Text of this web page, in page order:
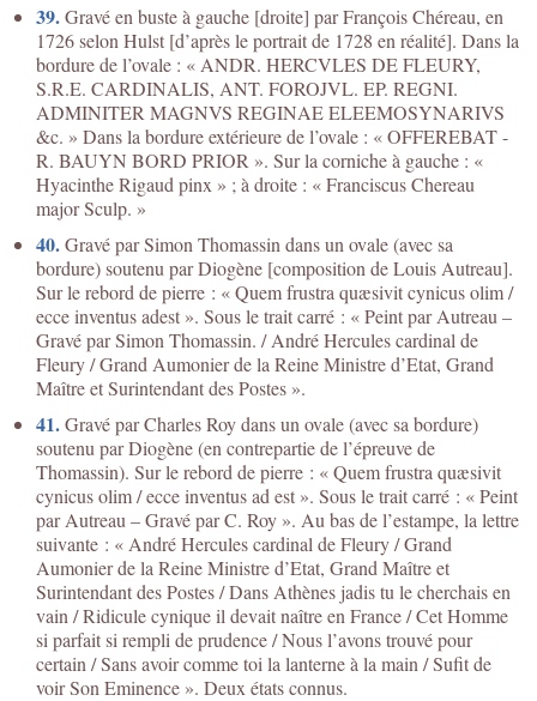
39.Gravé en buste à gauche [droite] par François Chéreau, en
1726 selon Hulst [d’après le portrait de 1728 en réalité]. Dans la
bordure de l’ovale : « ANDR. HERCVLES DE FLEURY,
S.R.E. CARDINALIS, ANT. FOROJVL. EP. REGNI.
ADMINITER MAGNVS REGINAE ELEEMOSYNARIVS
&c. » Dans la bordure extérieure de l’ovale : « OFFEREBAT -
R. BAUYN BORD PRIOR ». Sur la corniche à gauche : «
Hyacinthe Rigaud pinx » ; à droite : « Franciscus Chereau
major Sculp. »
40.Gravé par Simon Thomassin dans un ovale (avec sa
bordure) soutenu par Diogène [composition de Louis Autreau].
Sur le rebord de pierre : « Quem frustra quæsivit cynicus olim /
ecce inventus adest ». Sous le trait carré : « Peint par Autreau –
Gravé par Simon Thomassin. / André Hercules cardinal de
Fleury / Grand Aumonier de la Reine Ministre d’Etat, Grand
Maître et Surintendant des Postes ».
41.Gravé par Charles Roy dans un ovale (avec sa bordure)
soutenu par Diogène (en contrepartie de l’épreuve de
Thomassin). Sur le rebord de pierre : « Quem frustra quæsivit
cynicus olim / ecce inventus ad est ». Sous le trait carré : « Peint
par Autreau – Gravé par C. Roy ». Au bas de l’estampe, la lettre
suivante : « André Hercules cardinal de Fleury / Grand
Aumonier de la Reine Ministre d’Etat, Grand Maître et
Surintendant des Postes / Dans Athènes jadis tu le cherchais en
vain / Ridicule cynique il devait naître en France / Cet Homme
si parfait si rempli de prudence / Nous l’avons trouvé pour
certain / Sans avoir comme toi la lanterne à la main / Sufit de
voir Son Eminence ». Deux états connus.